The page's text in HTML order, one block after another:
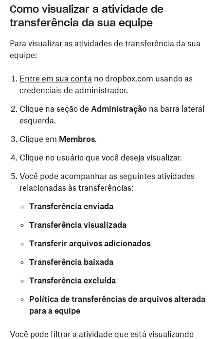
Como visualizar a atividade de
transferência da sua equipe
Para visualizar as atividades de transferência da sua
equipe:
Entre em sua conta no dropbox.com usando as
credenciais de administrador.
Clique na seção de Administração na barra lateral
esquerda.
Clique em Membros.
Clique no usuário que você deseja visualizar.
Você pode acompanhar as seguintes atividades
relacionadas às transferências:
Transferência enviada
Transferência visualizada
Transferir arquivos adicionados
Transferência baixada
Transferência excluída
Política de transferências de arquivos alterada
para a equipe
Você pode filtrar a atividade que está visualizando